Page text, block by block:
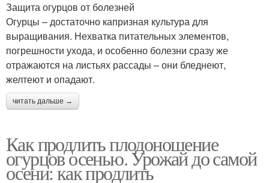
Защита огурцов от болезней
Огурцы – достаточно капризная культура для
выращивания. Нехватка питательных элементов,
погрешности ухода, и особенно болезни сразу же
отражаются на листьях рассады – они бледнеют,
желтеют и опадают.
читать дальше →
Как продлить плодоношение
огурцов осенью. Урожай до самой
осени: как продлить